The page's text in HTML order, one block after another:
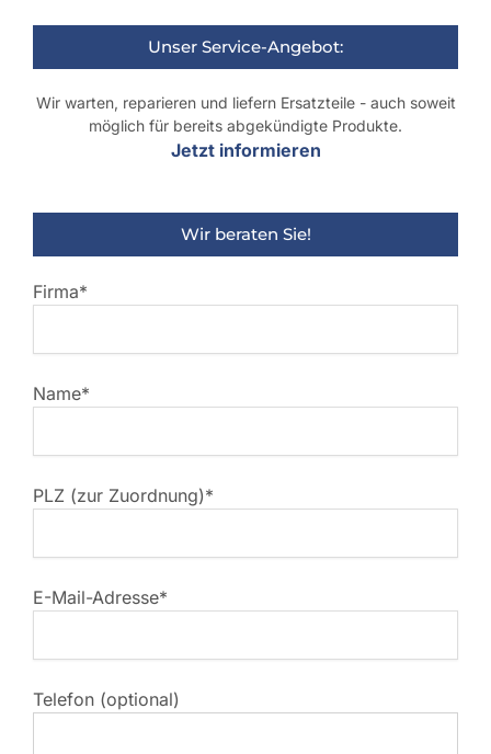
Unser Service-Angebot:
Wir warten, reparieren und liefern Ersatzteile - auch soweit
möglich für bereits abgekündigte Produkte.
Jetzt informieren
Wir beraten Sie!
Firma*
Name*
PLZ (zur Zuordnung)*
E-Mail-Adresse*
Telefon (optional)